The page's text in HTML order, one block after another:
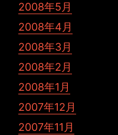
2008年5月
2008年4月
2008年3月
2008年2月
2008年1月
2007年12月
2007年11月